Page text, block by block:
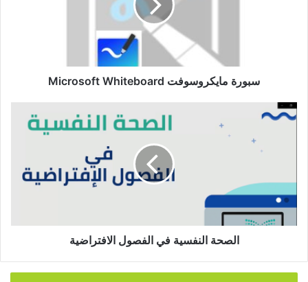
سبورة مايكروسوفت Microsoft Whiteboard
الصحة
النفسية
الصحة النفسية في الفصول الافتراضية